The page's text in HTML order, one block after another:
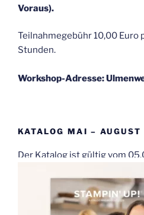
Voraus).
Teilnahmegebühr 10,00 Euro
Stunden.
Workshop-Adresse:
KATALOG MAI –
Der Katalog ist gültig vom